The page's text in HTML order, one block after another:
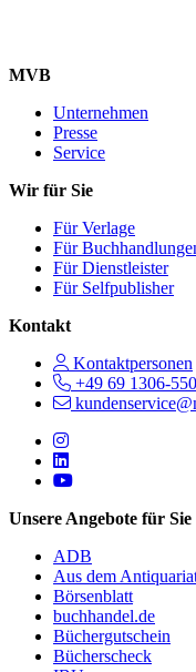
MVB
Unternehmen
Presse
Service
Wir für Sie
Für Verlage
Für
Für Dienstleister
Für Selfpublisher
Kontakt
Kontaktpersonen
+49 69 1306-550
Follow us on
Follow us on
Follow us on
Unsere Angebote für Sie
ADB
Aus dem
Börsenblatt
buchhandel.de
Büchergutschein
Bücherscheck